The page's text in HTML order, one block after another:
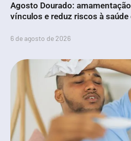
Agosto Dourado:
vínculos e reduz riscos à saúde
6 de agosto de 2026